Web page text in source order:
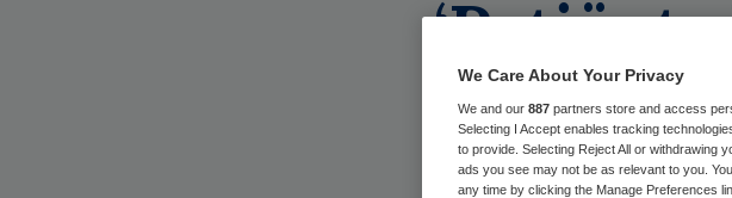
‘Patiënt
huisarts
We Care About Your Privacy
We and our 887 partners store and access
Selecting I Accept enables tracking
to provide. Selecting Reject All or withdrawing
ads you see may not be as relevant to you.
any time by clicking the Manage Preferences